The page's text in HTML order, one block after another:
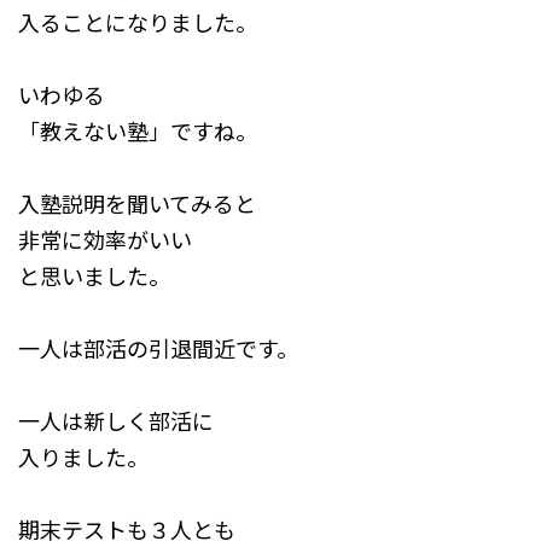
入ることになりました。
いわゆる
「教えない塾」ですね。
入塾説明を聞いてみると
非常に効率がいい
と思いました。
一人は部活の引退間近です。
一人は新しく部活に
入りました。
期末テストも３人とも